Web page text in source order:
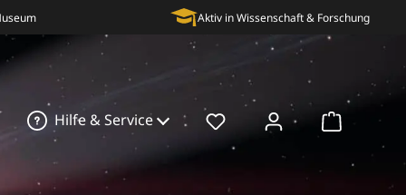
Aktiv in Wissenschaft & Forschung
Hilfe & Service